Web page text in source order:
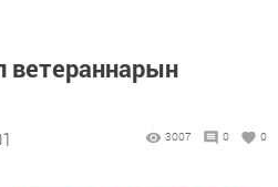
3007 0 0